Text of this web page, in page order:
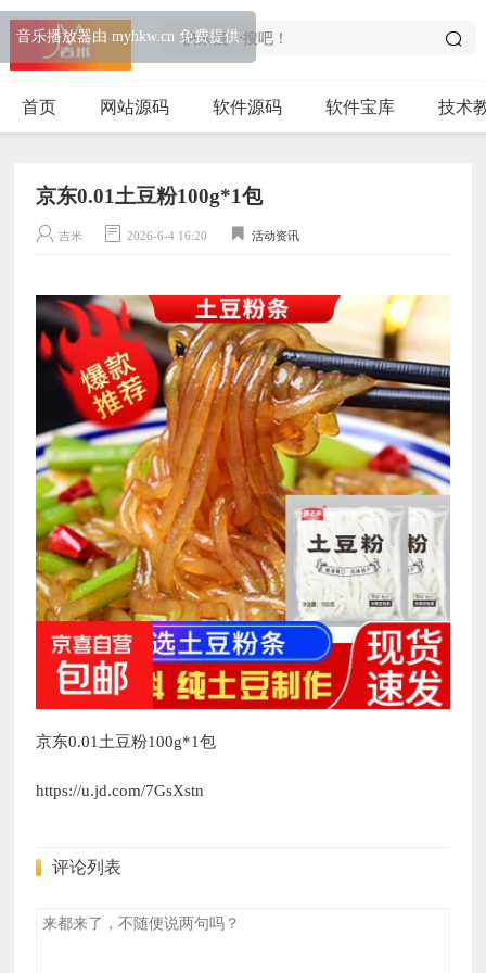
首页 网站源码 软件源码 软件宝库 技术
京东0.01土豆粉100g*1包
吉米 2026-6-4 16:20 活动资讯
京东0.01土豆粉100g*1包
https://u.jd.com/7GsXstn
评论列表
音乐播放器由 myhkw.cn 免费提供